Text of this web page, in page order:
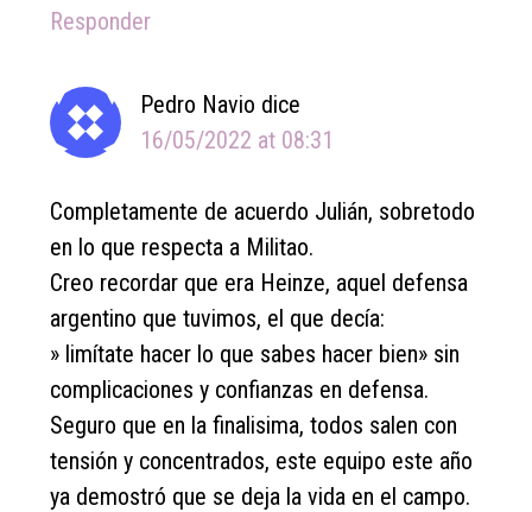
Responder
Pedro Navio dice
16/05/2022 at 08:31
Completamente de acuerdo Julián, sobretodo
en lo que respecta a Militao.
Creo recordar que era Heinze, aquel defensa
argentino que tuvimos, el que decía:
» limítate hacer lo que sabes hacer bien» sin
complicaciones y confianzas en defensa.
Seguro que en la finalisima, todos salen con
tensión y concentrados, este equipo este año
ya demostró que se deja la vida en el campo.